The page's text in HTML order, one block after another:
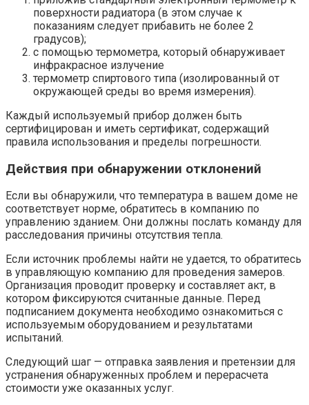
поверхности радиатора (в этом случае к
показаниям следует прибавить не более 2
градусов);
с помощью термометра, который обнаруживает
инфракрасное излучение
термометр спиртового типа (изолированный от
окружающей среды во время измерения).
Каждый используемый прибор должен быть
сертифицирован и иметь сертификат, содержащий
правила использования и пределы погрешности.
Действия при обнаружении отклонений
Если вы обнаружили, что температура в вашем доме не
соответствует норме, обратитесь в компанию по
управлению зданием. Они должны послать команду для
расследования причины отсутствия тепла.
Если источник проблемы найти не удается, то обратитесь
в управляющую компанию для проведения замеров.
Организация проводит проверку и составляет акт, в
котором фиксируются считанные данные. Перед
подписанием документа необходимо ознакомиться с
используемым оборудованием и результатами
испытаний.
Следующий шаг — отправка заявления и претензии для
устранения обнаруженных проблем и перерасчета
стоимости уже оказанных услуг.